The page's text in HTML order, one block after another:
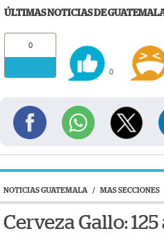
ÚLTIMAS NOTICIAS DE
0
0
NOTICIAS GUATEMALA / MAS SECCIONES
Cerveza Gallo: